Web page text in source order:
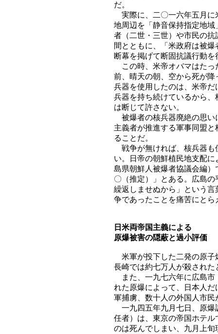
だ。
実際に、二〇一六年五月に
地周辺を「静音保持指定地
者（二世・三世）や市民の
間とともに、「米政府は被
断幕を掲げて断固抗議行動を
この時、米帝オバマはたっ
前、晴天の朝、空から死が
兵器を使用したのは、米帝
兵器を持ち続けているから
は断じて許さない。
被爆者の核兵器廃絶の思い
主義者が推進する軍事同盟
ることだ。
戦争が無ければ、核兵器も
い。日帝の朝鮮植民地支配
島県朝鮮人被爆者協議会編
〇（推定）」とある。広島
繰返しませぬから」という
争であったことを痛苦にと
日米両帝国主義による
原爆被害の隠蔽と過小評価
米軍が投下した二発の原子
長崎では約七万人が殺され
また、一九七六年に広島市
れた原爆によって、日本人
軍捕虜、数十人の外国人市
一九四五年九月七日、原爆
任者）は、東京の帝国ホテ
のは死んでしまい、九月上